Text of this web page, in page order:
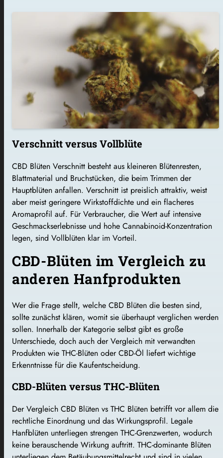
Verschnitt versus Vollblüte
CBD Blüten Verschnitt besteht aus kleineren Blütenresten,
Blattmaterial und Bruchstücken, die beim Trimmen der
Hauptblüten anfallen. Verschnitt ist preislich attraktiv, weist
aber meist geringere Wirkstoffdichte und ein flacheres
Aromaprofil auf. Für Verbraucher, die Wert auf intensive
Geschmackserlebnisse und hohe Cannabinoid-Konzentration
legen, sind Vollblüten klar im Vorteil.
CBD-Blüten im Vergleich zu
anderen Hanfprodukten
Wer die Frage stellt, welche CBD Blüten die besten sind,
sollte zunächst klären, womit sie überhaupt verglichen werden
sollen. Innerhalb der Kategorie selbst gibt es große
Unterschiede, doch auch der Vergleich mit verwandten
Produkten wie THC-Blüten oder CBD-Öl liefert wichtige
Erkenntnisse für die Kaufentscheidung.
CBD-Blüten versus THC-Blüten
Der Vergleich CBD Blüten vs THC Blüten betrifft vor allem die
rechtliche Einordnung und das Wirkungsprofil. Legale
Hanfblüten unterliegen strengen THC-Grenzwerten, wodurch
keine berauschende Wirkung auftritt. THC-dominante Blüten